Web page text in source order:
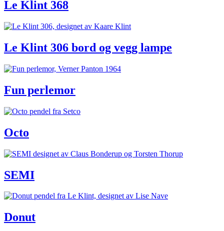
Le Klint 368
Le Klint 306 bord og vegg lampe
Fun perlemor
Octo
SEMI
Donut